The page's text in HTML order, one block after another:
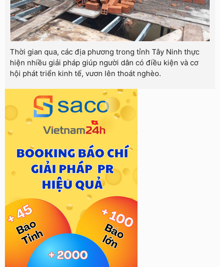
Thời gian qua, các địa phương trong tỉnh Tây Ninh thực
hiện nhiều giải pháp giúp người dân có điều kiện và cơ
hội phát triển kinh tế, vươn lên thoát nghèo.